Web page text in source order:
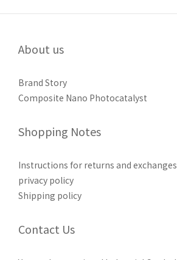
About us
Brand Story
Composite Nano Photocatalyst
Shopping Notes
Instructions for returns and exchanges
privacy policy
Shipping policy
Contact Us